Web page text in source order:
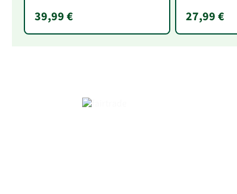
39,99 € 27,99 €